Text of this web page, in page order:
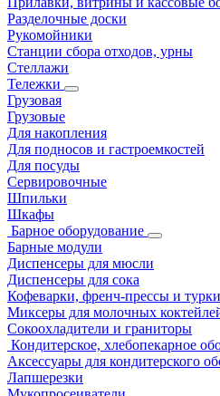
Разделочные доски
Рукомойники
Станции сбора отходов, урны
Стеллажи
Тележки
Грузовая
Грузовые
Для накопления
Для подносов и гастроемкостей
Для посуды
Сервировочные
Шпильки
Шкафы
Барное оборудование
Барные модули
Диспенсеры для мюсли
Диспенсеры для сока
Кофеварки, френч-прессы и турки
Миксеры для молочных
Сокоохладители и граниторы
Кондитерское, хлебопекарное
Аксессуары для кондитерского
Лапшерезки